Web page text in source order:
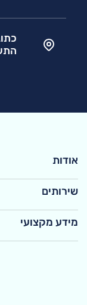
התע"ש
אודות
שירותים
מידע מקצועי